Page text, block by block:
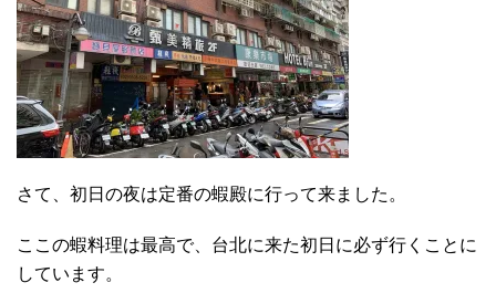
さて、初日の夜は定番の蝦殿に行って来ました。
ここの蝦料理は最高で、台北に来た初日に必ず行くことに
しています。